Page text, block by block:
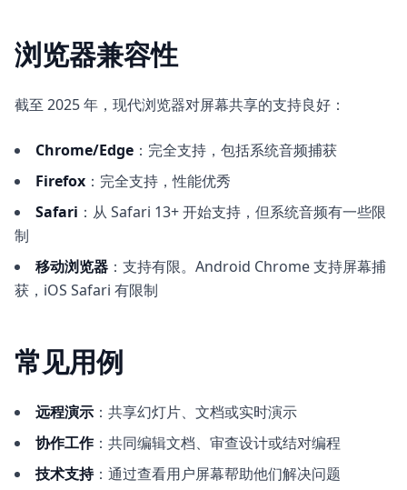
浏览器兼容性
截至 2025 年，现代浏览器对屏幕共享的支持良好：
Chrome/Edge ：完全支持，包括系统音频捕获
Firefox ：完全支持，性能优秀
Safari ：从 Safari 13+ 开始支持，但系统音频有一些限
制
移动浏览器 ：支持有限。Android Chrome 支持屏幕捕
获，iOS Safari 有限制
常见用例
远程演示 ：共享幻灯片、文档或实时演示
协作工作：共同编辑文档、审查设计或结对编程
技术支持：通过查看用户屏幕帮助他们解决问题